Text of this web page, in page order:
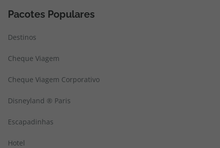
Pacotes Populares
Destinos
Cheque Viagem
Cheque Viagem Corporativo
Disneyland ® Paris
Escapadinhas
Hotel